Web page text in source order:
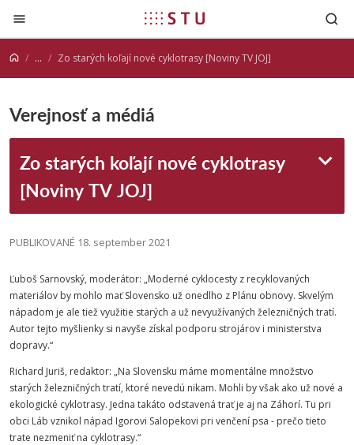
Prejsť na obsah
... Zo starých koľají nové cyklotrasy [Noviny TV JOJ]
Verejnosť a médiá
Zo starých koľají nové cyklotrasy
[Noviny TV JOJ]
PUBLIKOVANÉ 18. september 2021
Ľuboš Sarnovský, moderátor: „Moderné cyklocesty z recyklovaných
materiálov by mohlo mať Slovensko už onedlho z Plánu obnovy. Skvelým
nápadom je ale tiež využitie starých a už nevyužívaných železničných tratí.
Autor tejto myšlienky si navyše získal podporu strojárov i ministerstva
dopravy.“
Richard Juriš, redaktor: „Na Slovensku máme momentálne množstvo
starých železničných tratí, ktoré nevedú nikam. Mohli by však ako už nové a
ekologické cyklotrasy. Jedna takáto odstavená trať je aj na Záhorí. Tu pri
obci Láb vznikol nápad Igorovi Salopekovi pri venčení psa - prečo tieto
trate nezmeniť na cyklotrasy.“